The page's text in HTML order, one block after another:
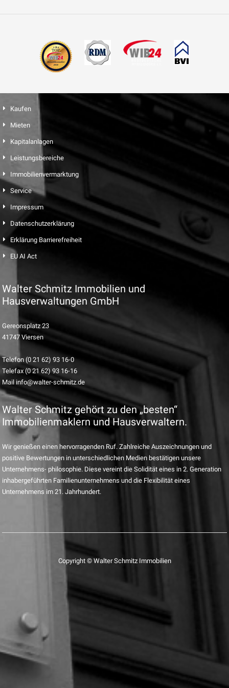
Kaufen
Mieten
Kapitalanlagen
Leistungsbereiche
Immobilienvermarktung
Service
Impressum
Datenschutzerklärung
Erklärung Barrierefreiheit
EU AI Act
Walter Schmitz Immobilien und
Hausverwaltungen GmbH
Gereonsplatz 23
41747 Viersen
Telefon (0 21 62) 93 16-0
Telefax (0 21 62) 93 16-16
Mail info@walter-schmitz.de
Walter Schmitz gehört zu den „besten“
Immobilienmaklern und Hausverwaltern.
Wir genießen einen hervorragenden Ruf. Zahlreiche Auszeichnungen und
positive Bewertungen in unterschiedlichen Medien bestätigen unsere
Unternehmens- philosophie. Diese vereint die Solidität eines in 2. Generation
inhabergeführten Familienunternehmens und die Flexibilität eines
Unternehmens im 21. Jahrhundert.
Copyright © Walter Schmitz Immobilien